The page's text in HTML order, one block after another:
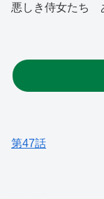
悪しき侍女たち
第47話